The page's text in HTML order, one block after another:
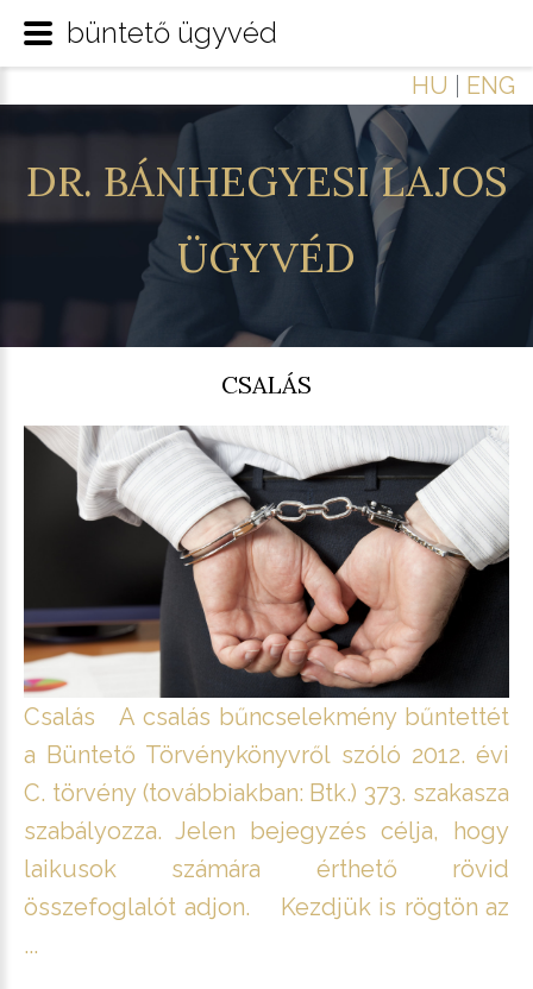
HU ENG
DR. BÁNHEGYESI LAJOS
ÜGYVÉD
CSALÁS
Csalás A csalás bűncselekmény bűntettét
a Büntető Törvénykönyvről szóló 2012. évi
C. törvény (továbbiakban: Btk.) 373. szakasza
szabályozza. Jelen bejegyzés célja, hogy
laikusok számára érthető rövid
összefoglalót adjon. Kezdjük is rögtön az
...
büntető ügyvéd